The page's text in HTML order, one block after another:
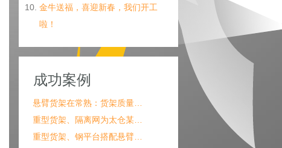
金牛送福，喜迎新春，我们开工
啦！
成功案例
悬臂货架在常熟：货架质量…
重型货架、隔离网为太仓某…
重型货架、钢平台搭配悬臂…